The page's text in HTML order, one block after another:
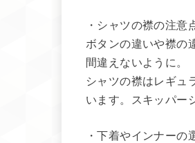
・シャツの襟の注意
ボタンの違いや襟の
間違えないように。
シャツの襟はレギュ
います。スキッパー
・下着やインナーの